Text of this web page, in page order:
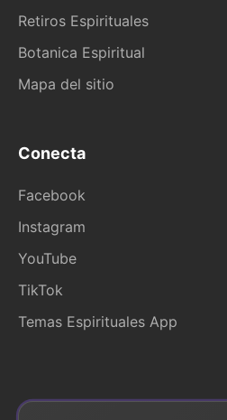
Retiros Espirituales
Botanica Espiritual
Mapa del sitio
Conecta
Facebook
Instagram
YouTube
TikTok
Temas Espirituales App